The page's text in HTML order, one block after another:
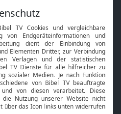
Mobile App
Smart TV
HbbTV
Bibelthek Online-Bibel
Nächster Gottesdienst
Service